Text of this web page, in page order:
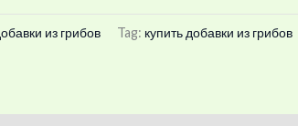
из грибов Tag: купить добавки из грибов